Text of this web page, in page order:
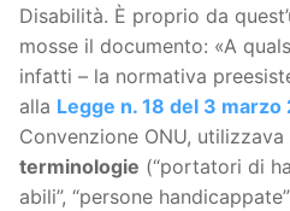
Disabilità. È proprio da
mosse il documento: «A
infatti – la normativa
alla Legge n. 18 del 3 marzo
Convenzione ONU, utilizzava
terminologie (“portatori di
abili”, “persone